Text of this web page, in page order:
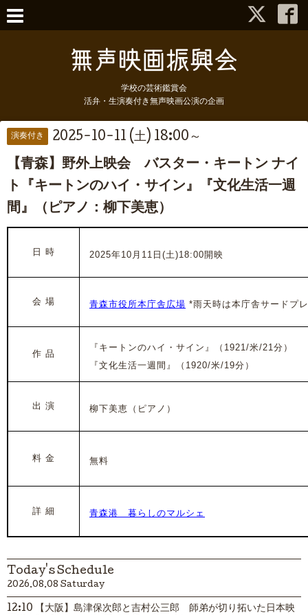
学校の芸術鑑賞会
活弁・生演奏付き無声映画公演の企画
演奏付き 2025-10-11 (土) 18:00～
【青森】野外上映会 バスター・キートン ナイ
ト『キートンのハイ・サイン』『文化生活一週
間』（ピアノ：柳下美恵）
日 時 2025年10月11日(土)18:00開映
会 場 青森市役所本庁舎広場 *雨天時は本庁舎サードプ
作 品
『キートンのハイ・サイン』（1921/米/21分）
『文化生活一週間』（1920/米/19分）
出 演 柳下美恵（ピアノ）
料 金 無料
詳 細 青森港 暮らしのマルシェ
Today's Schedule
2026.08.08 Saturday
12:10 【大阪】島津保次郎と吉村公三郎 師弟が切り拓いた日本映